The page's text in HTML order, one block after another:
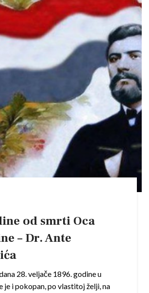
od smrti Oca
– Dr. Ante
28. veljače 1896. godine u
je i pokopan, po vlastitoj želji, na